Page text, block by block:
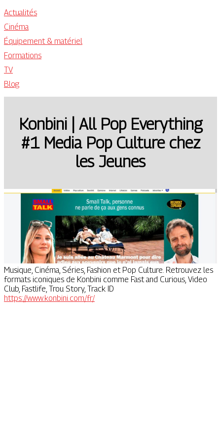
Actualités
Cinéma
Équipement & matériel
Formations
TV
Blog
Konbini | All Pop Everything
#1 Media Pop Culture chez
les Jeunes
Musique, Cinéma, Séries, Fashion et Pop Culture. Retrouvez les
formats iconiques de Konbini comme Fast and Curious, Video
Club, Fastlife, Trou Story, Track ID
https://www.konbini.com/fr/